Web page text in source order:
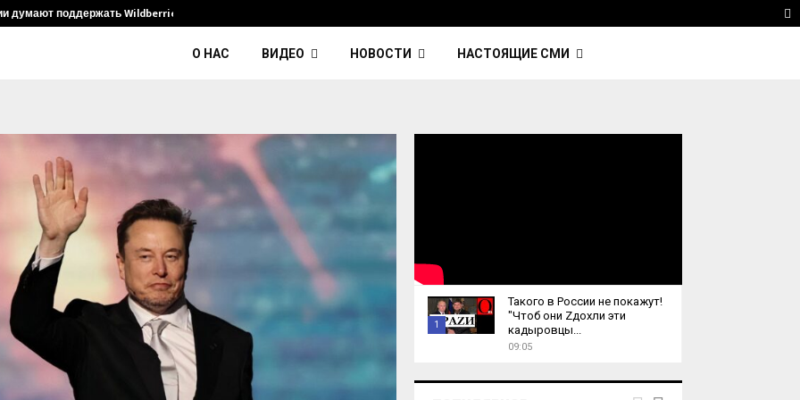
думают поддержать Wildberries и его…
О НАС ВИДЕО НОВОСТИ НАСТОЯЩИЕ СМИ
1
u
Такого в России не покажут!
"Чтоб они Zдохли эти
кадыровцы...
09:05